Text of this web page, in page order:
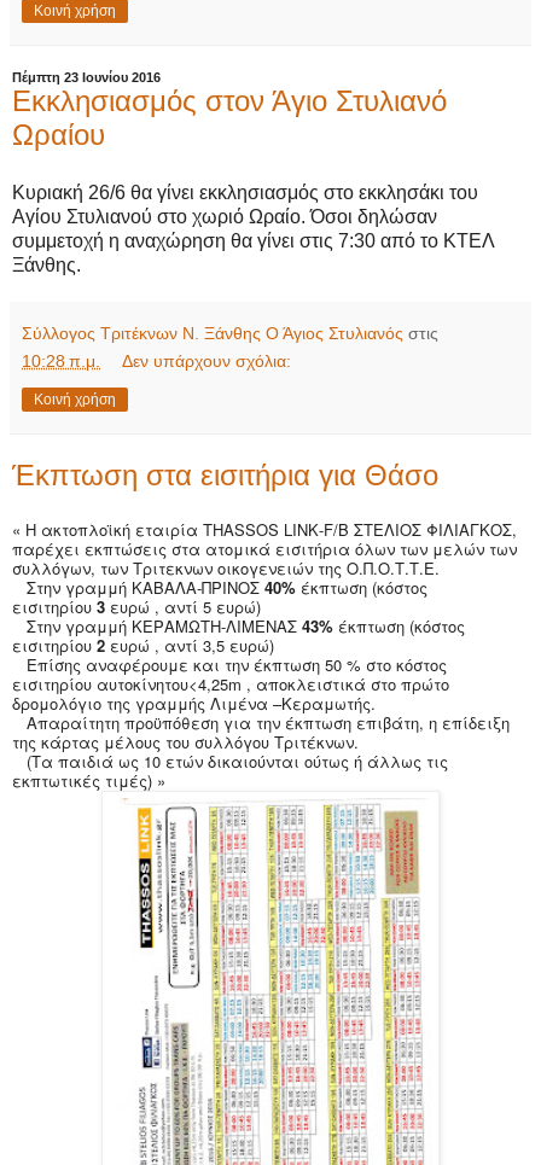
Κοινή χρήση
Πέμπτη 23 Ιουνίου 2016
Εκκλησιασμός στον Άγιο Στυλιανό
Ωραίου
Κυριακή 26/6 θα γίνει εκκλησιασμός στο εκκλησάκι του
Αγίου Στυλιανού στο χωριό Ωραίο. Όσοι δηλώσαν
συμμετοχή η αναχώρηση θα γίνει στις 7:30 από το ΚΤΕΛ
Ξάνθης.
Σύλλογος Τριτέκνων Ν. Ξάνθης Ο Άγιος Στυλιανός στις
10:28 π.μ.
Δεν υπάρχουν σχόλια:
Κοινή χρήση
Έκπτωση στα εισιτήρια για Θάσο
« Η ακτοπλοϊκή εταιρία THASSOS LINK-F/B ΣΤΕΛΙΟΣ ΦΙΛΙΑΓΚΟΣ,
παρέχει εκπτώσεις στα ατομικά εισιτήρια όλων των μελών των
συλλόγων, των Τριτεκνων οικογενειών της Ο.Π.Ο.Τ.Τ.Ε.
Στην γραμμή ΚΑΒΑΛΑ-ΠΡΙΝΟΣ 40% έκπτωση (κόστος
εισιτηρίου 3 ευρώ , αντί 5 ευρώ)
Στην γραμμή ΚΕΡΑΜΩΤΗ-ΛΙΜΕΝΑΣ 43% έκπτωση (κόστος
εισιτηρίου 2 ευρώ , αντί 3,5 ευρώ)
Επίσης αναφέρουμε και την έκπτωση 50 % στο κόστος
εισιτηρίου αυτοκίνητου<4,25m , αποκλειστικά στο πρώτο
δρομολόγιο της γραμμής Λιμένα –Κεραμωτής.
Απαραίτητη προϋπόθεση για την έκπτωση επιβάτη, η επίδειξη
της κάρτας μέλους του συλλόγου Tριτέκνων.
(Τα παιδιά ως 10 ετών δικαιούνται ούτως ή άλλως τις
εκπτωτικές τιμές) »